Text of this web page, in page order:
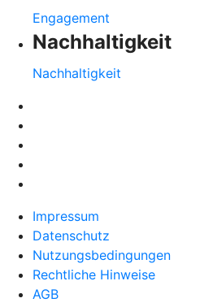
Engagement
Nachhaltigkeit
Nachhaltigkeit
Impressum
Datenschutz
Nutzungsbedingungen
Rechtliche Hinweise
AGB